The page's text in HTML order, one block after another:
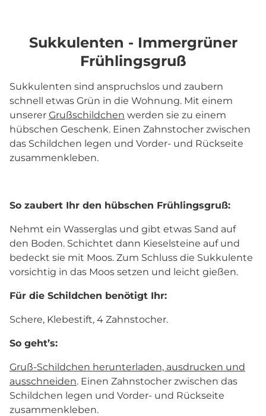
Sukkulenten - Immergrüner
Frühlingsgruß
Sukkulenten sind anspruchslos und zaubern
schnell etwas Grün in die Wohnung. Mit einem
unserer Grußschildchen werden sie zu einem
hübschen Geschenk. Einen Zahnstocher zwischen
das Schildchen legen und Vorder- und Rückseite
zusammenkleben.
So zaubert Ihr den hübschen Frühlingsgruß:
Nehmt ein Wasserglas und gibt etwas Sand auf
den Boden. Schichtet dann Kieselsteine auf und
bedeckt sie mit Moos. Zum Schluss die Sukkulente
vorsichtig in das Moos setzen und leicht gießen.
Für die Schildchen benötigt Ihr:
Schere, Klebestift, 4 Zahnstocher.
So geht’s:
Gruß-Schildchen herunterladen, ausdrucken und
ausschneiden. Einen Zahnstocher zwischen das
Schildchen legen und Vorder- und Rückseite
zusammenkleben.